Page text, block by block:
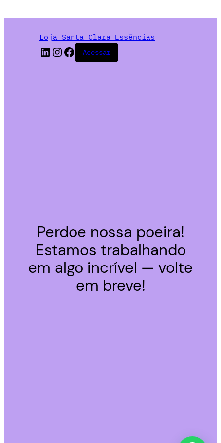
Loja Santa Clara Essências
Acessar
Perdoe nossa poeira!
Estamos trabalhando
em algo incrível — volte
em breve!